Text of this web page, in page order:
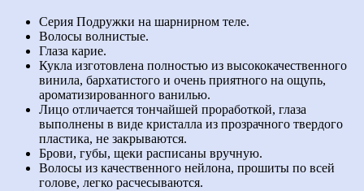
Серия Подружки на шарнирном теле.
Волосы волнистые.
Глаза карие.
Кукла изготовлена полностью из высококачественного
винила, бархатистого и очень приятного на ощупь,
ароматизированного ванилью.
Лицо отличается тончайшей проработкой, глаза
выполнены в виде кристалла из прозрачного твердого
пластика, не закрываются.
Брови, губы, щеки расписаны вручную.
Волосы из качественного нейлона, прошиты по всей
голове, легко расчесываются.